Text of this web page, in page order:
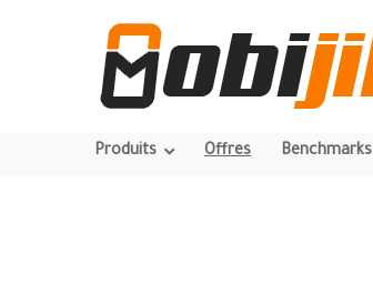
Produits Offres Benchmarks